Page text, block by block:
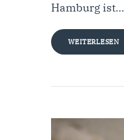
Hamburg ist…
WEITERLESEN